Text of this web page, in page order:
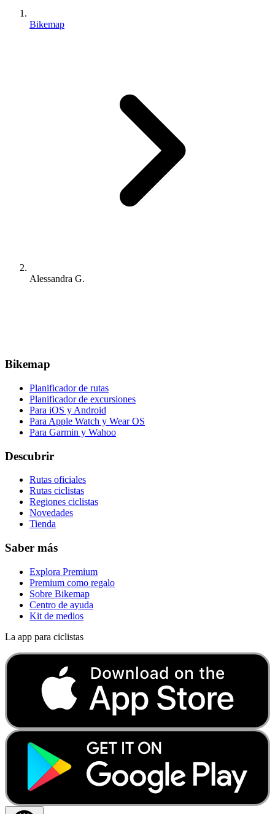
Bikemap
Alessandra G.
Bikemap
Planificador de rutas
Planificador de excursiones
Para iOS y Android
Para Apple Watch y Wear OS
Para Garmin y Wahoo
Descubrir
Rutas oficiales
Rutas ciclistas
Regiones ciclistas
Novedades
Tienda
Saber más
Explora Premium
Premium como regalo
Sobre Bikemap
Centro de ayuda
Kit de medios
La app para ciclistas